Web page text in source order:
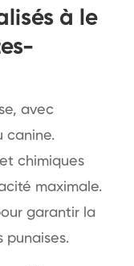
à le
avec
canine.
chimiques
maximale.
garantir la
punaises.